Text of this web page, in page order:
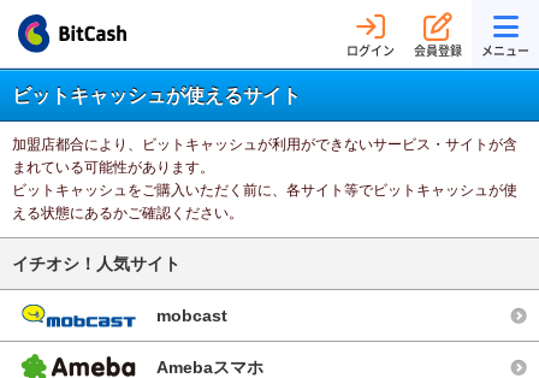
ログイン 会員登録 メニュー
ビットキャッシュが使えるサイト
加盟店都合により、ビットキャッシュが利用ができないサービス・サイトが含
まれている可能性があります。
ビットキャッシュをご購入いただく前に、各サイト等でビットキャッシュが使
える状態にあるかご確認ください。
イチオシ！人気サイト
mobcast
Amebaスマホ